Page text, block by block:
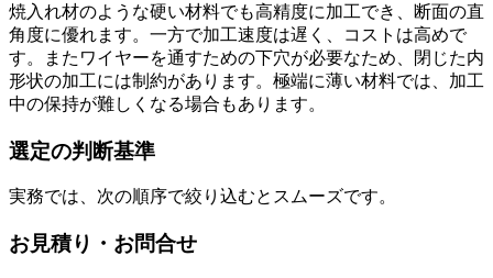
焼入れ材のような硬い材料でも高精度に加工でき、断面の直
角度に優れます。一方で加工速度は遅く、コストは高めで
す。またワイヤーを通すための下穴が必要なため、閉じた内
形状の加工には制約があります。極端に薄い材料では、加工
中の保持が難しくなる場合もあります。
選定の判断基準
実務では、次の順序で絞り込むとスムーズです。
お見積り・お問合せ